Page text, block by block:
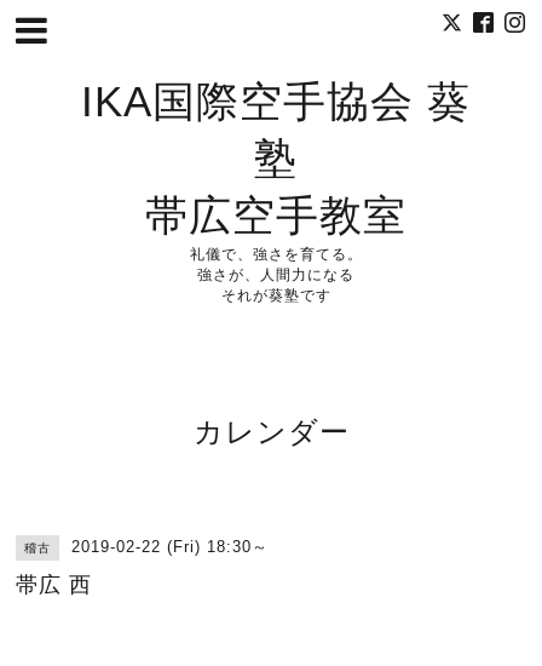
IKA国際空手協会 葵
塾
帯広空手教室
礼儀で、強さを育てる。
強さが、人間力になる
それが葵塾です
カレンダー
稽古 2019-02-22 (Fri) 18:30～
帯広 西